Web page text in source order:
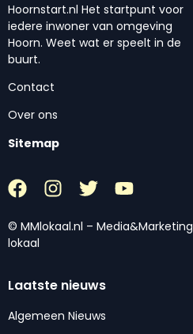
Hoornstart.nl Het startpunt voor
iedere inwoner van omgeving
Hoorn. Weet wat er speelt in de
buurt.
Contact
Over ons
Sitemap
© MMlokaal.nl – Media&Marketing
lokaal
Laatste nieuws
Algemeen Nieuws